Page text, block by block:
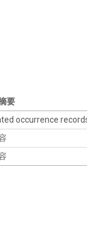
要
occurrence